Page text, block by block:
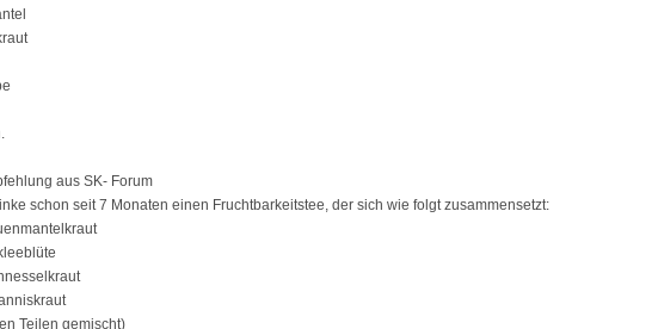
aus SK- Forum
schon seit 7 Monaten einen Fruchtbarkeitstee, der sich wie folgt zusammensetzt:
Teilen gemischt)